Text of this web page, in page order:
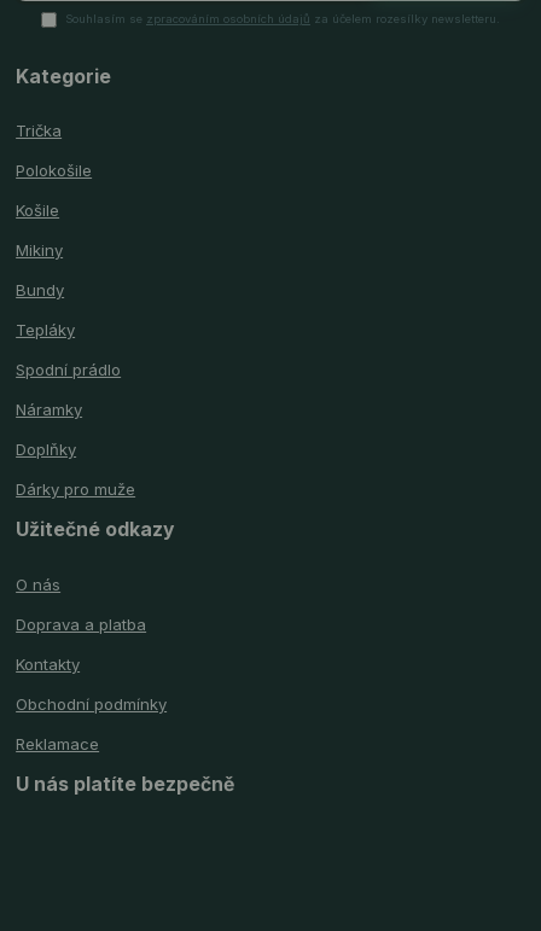
Souhlasím se zpracováním osobních údajů za účelem rozesílky newsletteru.
Kategorie
Trička
Polokošile
Košile
Mikiny
Bundy
Tepláky
Spodní prádlo
Náramky
Doplňky
Dárky pro muže
Užitečné odkazy
O nás
Doprava a platba
Kontakty
Obchodní podmínky
Reklamace
U nás platíte bezpečně